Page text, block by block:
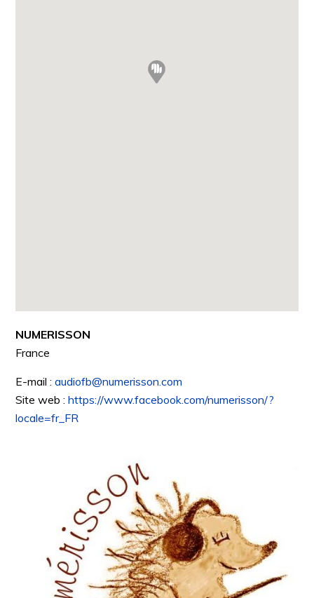
NUMERISSON
France
E-mail :audiofb@numerisson.com
Site web :https://www.facebook.com/numerisson/?
locale=fr_FR